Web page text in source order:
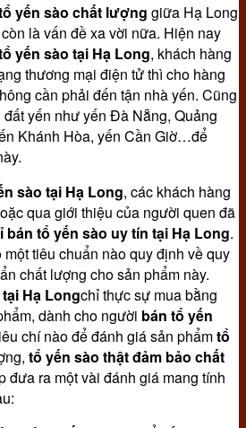
yến sào chất lượng giữa Hạ Long
là vấn đề xa vời nữa. Hiện nay
yến sào tại Hạ Long, khách hàng
thương mại điện tử thì cho hàng
cần phải đến tận nhà yến. Cũng
yến như yến Đà Nẵng, Quảng
Khánh Hòa, yến Cần Giờ…để
sào tại Hạ Long, các khách hàng
qua giới thiệu của người quen đã
bán tổ yến sào uy tín tại Hạ Long.
tiêu chuẩn nào quy định về quy
chất lượng cho sản phẩm này.
Hạ Longchỉ thực sự mua bằng
dành cho người bán tổ yến
chí nào để đánh giá sản phẩmtổ
tổ yến sào thật đảm bảo chất
đưa ra một vài đánh giá mang tính